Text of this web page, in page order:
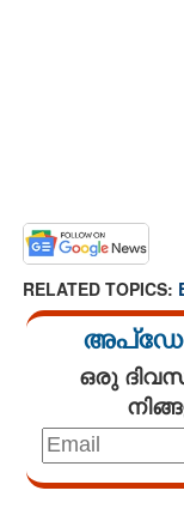
RELATED TOPICS:
ഒരു